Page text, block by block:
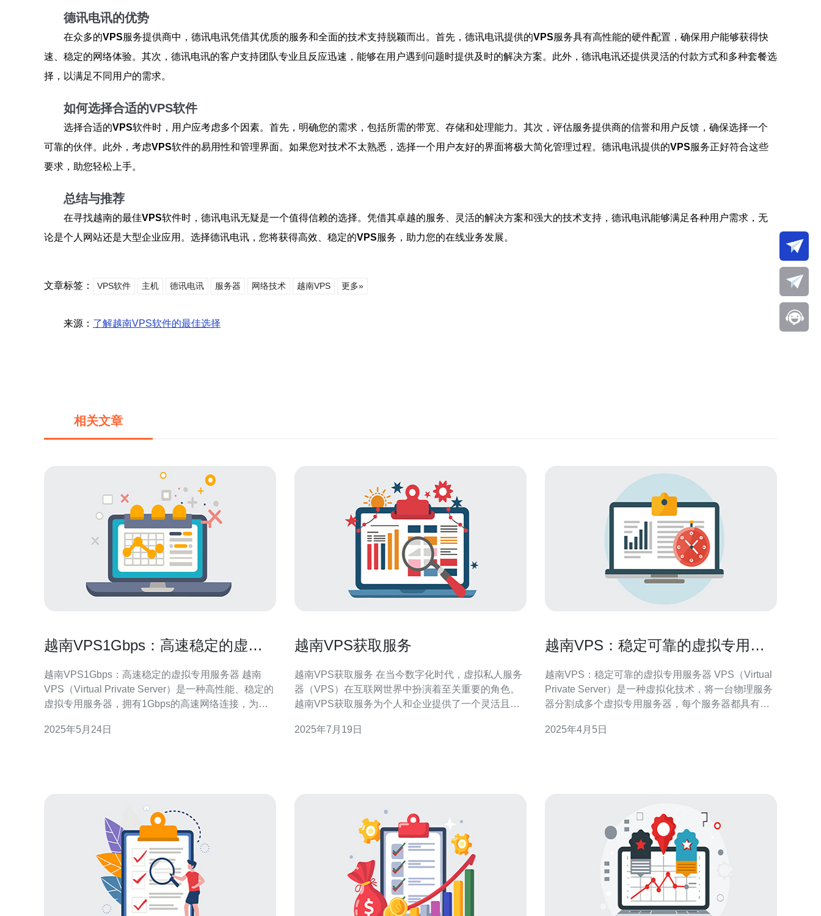
德讯电讯的优势
在众多的VPS服务提供商中，德讯电讯凭借其优质的服务和全面的技术支持脱颖而出。首先，德讯电讯提供的VPS服务具有高性能的硬件配置，确保用户能够获得快
速、稳定的网络体验。其次，德讯电讯的客户支持团队专业且反应迅速，能够在用户遇到问题时提供及时的解决方案。此外，德讯电讯还提供灵活的付款方式和多种套餐选
择，以满足不同用户的需求。
如何选择合适的VPS软件
选择合适的VPS软件时，用户应考虑多个因素。首先，明确您的需求，包括所需的带宽、存储和处理能力。其次，评估服务提供商的信誉和用户反馈，确保选择一个
可靠的伙伴。此外，考虑VPS软件的易用性和管理界面。如果您对技术不太熟悉，选择一个用户友好的界面将极大简化管理过程。德讯电讯提供的VPS服务正好符合这些
要求，助您轻松上手。
总结与推荐
在寻找越南的最佳VPS软件时，德讯电讯无疑是一个值得信赖的选择。凭借其卓越的服务、灵活的解决方案和强大的技术支持，德讯电讯能够满足各种用户需求，无
论是个人网站还是大型企业应用。选择德讯电讯，您将获得高效、稳定的VPS服务，助力您的在线业务发展。
文章标签： VPS软件 主机 德讯电讯 服务器 网络技术 越南VPS 更多»
来源： 了解越南VPS软件的最佳选择
相关文章
越南VPS1Gbps：高速稳定的虚拟
越南VPS1Gbps：高速稳定的虚拟专用服务器 越南
VPS（Virtual Private Server）是一种高性能、稳定的
虚拟专用服务器，拥有1Gbps的高速网络连接，为用
认可，是许多网站和应用程序的首选主机解决方案。
2025年5月24日
越南VPS获取服务
越南VPS获取服务 在当今数字化时代，虚拟私人服务
器（VPS）在互联网世界中扮演着至关重要的角色。
越南VPS获取服务为个人和企业提供了一个灵活且可
和数据。本文将探讨越南VPS获取服务的优势、特点
2025年7月19日
越南VPS：稳定可靠的虚拟专用服
越南VPS：稳定可靠的虚拟专用服务器 VPS（Virtual
Private Server）是一种虚拟化技术，将一台物理服务
器分割成多个虚拟专用服务器，每个服务器都具有独
务器环境，适用于个人用户和中小型企业。 越南VPS
2025年4月5日